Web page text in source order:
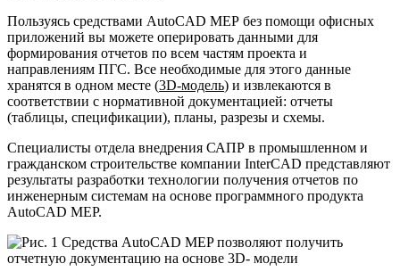
Пользуясь средствами AutoCAD МЕР без помощи офисных
приложений вы можете оперировать данными для
формирования отчетов по всем частям проекта и
направлениям ПГС. Все необходимые для этого данные
хранятся в одном месте (3D-модель) и извлекаются в
соответствии с нормативной документацией: отчеты
(таблицы, спецификации), планы, разрезы и схемы.
Специалисты отдела внедрения САПР в промышленном и
гражданском строительстве компании InterCAD представляют
результаты разработки технологии получения отчетов по
инженерным системам на основе программного продукта
AutoCAD MEP.